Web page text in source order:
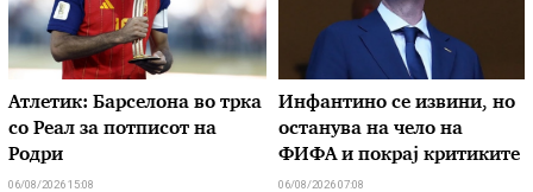
Атлетик: Барселона во трка
со Реал за потписот на
Родри
06/08/2026 15:08
Инфантино се извини, но
останува на чело на
ФИФА и покрај критиките
06/08/2026 07:08